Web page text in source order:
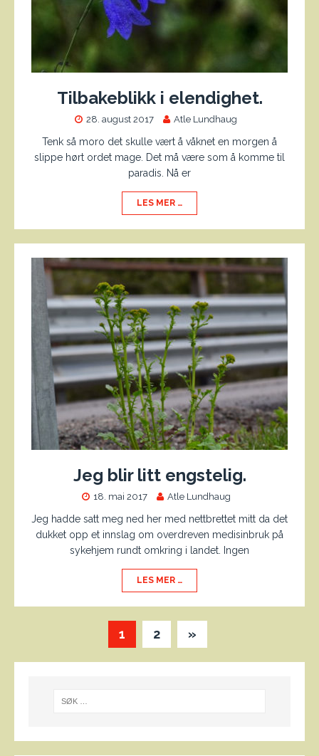
Tilbakeblikk i elendighet.
28. august 2017 Atle Lundhaug
Tenk så moro det skulle vært å våknet en morgen å
slippe hørt ordet mage. Det må være som å komme til
paradis. Nå er
LES MER …
Jeg blir litt engstelig.
18. mai 2017 Atle Lundhaug
Jeg hadde satt meg ned her med nettbrettet mitt da det
dukket opp et innslag om overdreven medisinbruk på
sykehjem rundt omkring i landet. Ingen
LES MER …
1 2 »